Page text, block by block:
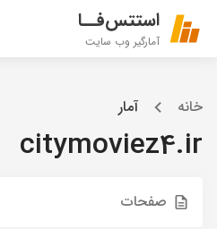
استتس‌فــا
آمارگیر وب سایت
خانه آمار
citymoviez4.ir
صفحات